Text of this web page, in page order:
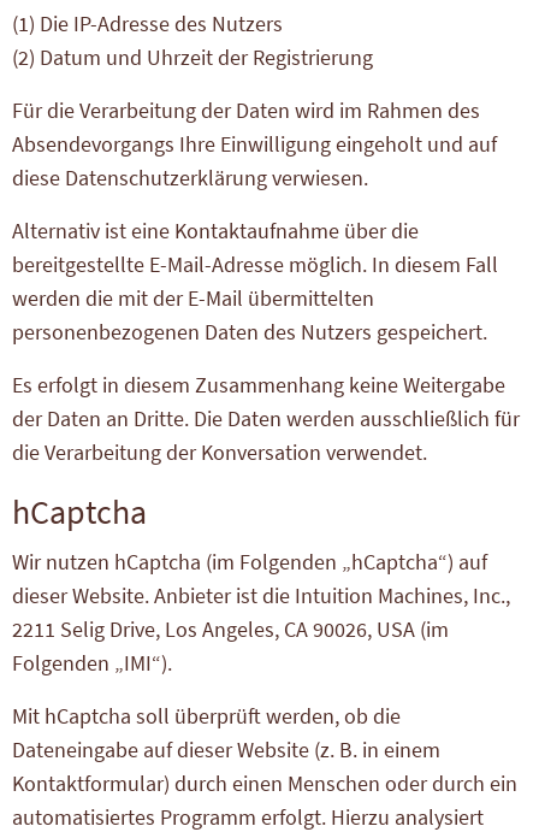
(1) Die IP-Adresse des Nutzers
(2) Datum und Uhrzeit der Registrierung
Für die Verarbeitung der Daten wird im Rahmen des
Absendevorgangs Ihre Einwilligung eingeholt und auf
diese Datenschutzerklärung verwiesen.
Alternativ ist eine Kontaktaufnahme über die
bereitgestellte E-Mail-Adresse möglich. In diesem Fall
werden die mit der E-Mail übermittelten
personenbezogenen Daten des Nutzers gespeichert.
Es erfolgt in diesem Zusammenhang keine Weitergabe
der Daten an Dritte. Die Daten werden ausschließlich für
die Verarbeitung der Konversation verwendet.
hCaptcha
Wir nutzen hCaptcha (im Folgenden „hCaptcha“) auf
dieser Website. Anbieter ist die Intuition Machines, Inc.,
2211 Selig Drive, Los Angeles, CA 90026, USA (im
Folgenden „IMI“).
Mit hCaptcha soll überprüft werden, ob die
Dateneingabe auf dieser Website (z. B. in einem
Kontaktformular) durch einen Menschen oder durch ein
automatisiertes Programm erfolgt. Hierzu analysiert